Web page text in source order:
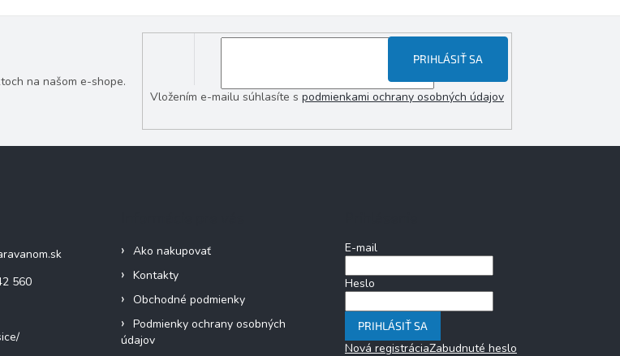
na našom e-shope.
Vložením e-mailu súhlasíte s podmienkami ochrany osobných údajov
PRIHLÁSIŤ SA
560
Ako nakupovať
Kontakty
Obchodné podmienky
Podmienky ochrany osobných
údajov
E-mail
Heslo
PRIHLÁSIŤ SA
Nová registráciaZabudnuté heslo